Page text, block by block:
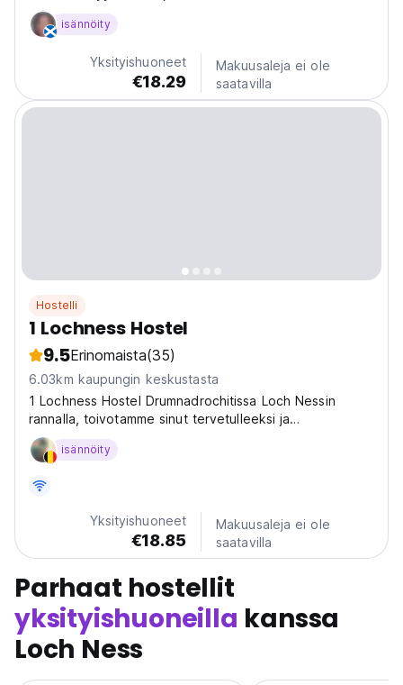
matkailijoille
isännöity
Yksityishuoneet
€18.29
Makuusaleja ei ole
saatavilla
Hostelli
1 Lochness Hostel
9.5Erinomaista(35)
6.03km kaupungin keskustasta
1 Lochness Hostel Drumnadrochitissa Loch Nessin
rannalla, toivotamme sinut tervetulleeksi ja
majoittelemme sinua tässä upeassa paikassa.
isännöity
Yksityishuoneet
€18.85
Makuusaleja ei ole
saatavilla
Parhaat hostellit
yksityishuoneilla kanssa
Loch Ness